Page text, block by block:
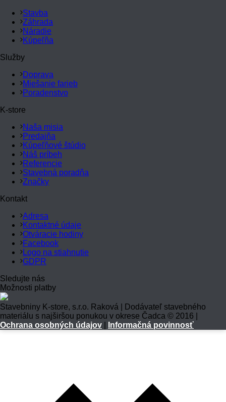
Stavba
Záhrada
Náradie
Kúpeľňa
Služby
Doprava
Miešanie farieb
Poradenstvo
K-store
Naša misia
Predajňa
Kúpeľňové štúdio
Náš príbeh
Referencie
Stavebná poradňa
Značky
Kontakt
Adresa
Kontaktné údaje
Otváracie hodiny
Facebook
Logo na stiahnutie
GDPR
Sledujte nás
Možnosti platby
Stavebniny K-store, s.r.o. Raková | Dodávateľ stavebného
materiálu s najširšou ponukou v okrese Čadca © 2016 |
Ochrana osobných údajov
Informačná povinnosť